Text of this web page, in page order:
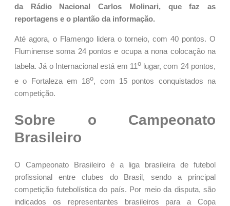
da Rádio Nacional Carlos Molinari, que faz as
reportagens e o plantão da informação.
Até agora, o Flamengo lidera o torneio, com 40 pontos. O
Fluminense soma 24 pontos e ocupa a nona colocação na
tabela. Já o Internacional está em 11olugar, com 24 pontos,
e o Fortaleza em 18o, com 15 pontos conquistados na
competição.
Sobre o Campeonato
Brasileiro
O Campeonato Brasileiro é a liga brasileira de futebol
profissional entre clubes do Brasil, sendo a principal
competição futebolística do país. Por meio da disputa, são
indicados os representantes brasileiros para a Copa